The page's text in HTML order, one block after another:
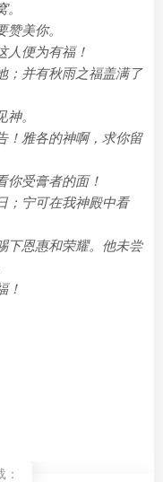
美你。
人便为有福！
；并有秋雨之福盖满了
。
！雅各的神啊，求你留
你受膏者的面！
；宁可在我神殿中看
下恩惠和荣耀。他未尝
！